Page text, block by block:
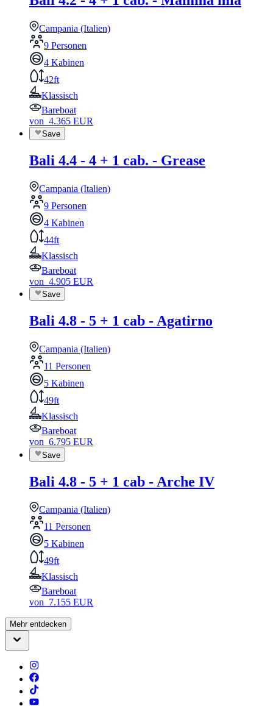
Campania (Italien)
9 Personen
4 Kabinen
42ft
Klassisch
Bareboat
von 4.365 EUR
Save
Bali 4.4 - 4 + 1 cab. - Grease
Campania (Italien)
9 Personen
4 Kabinen
44ft
Klassisch
Bareboat
von 4.905 EUR
Save
Bali 4.8 - 5 + 1 cab - Agatirno
Campania (Italien)
11 Personen
5 Kabinen
49ft
Klassisch
Bareboat
von 6.795 EUR
Save
Bali 4.8 - 5 + 1 cab - Arche IV
Campania (Italien)
11 Personen
5 Kabinen
49ft
Klassisch
Bareboat
von 7.155 EUR
Mehr entdecken